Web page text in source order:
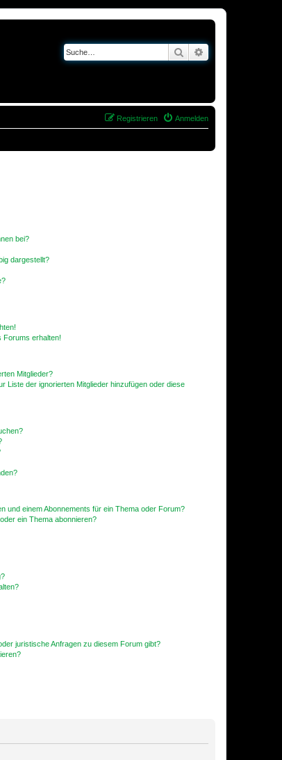
Suche
Anmelden
Registrieren
bei?
dargestellt?
Forums erhalten!
Mitglieder?
Liste der ignorierten Mitglieder hinzufügen oder diese
und einem Abonnements für ein Thema oder Forum?
ein Thema abonnieren?
juristische Anfragen zu diesem Forum gibt?